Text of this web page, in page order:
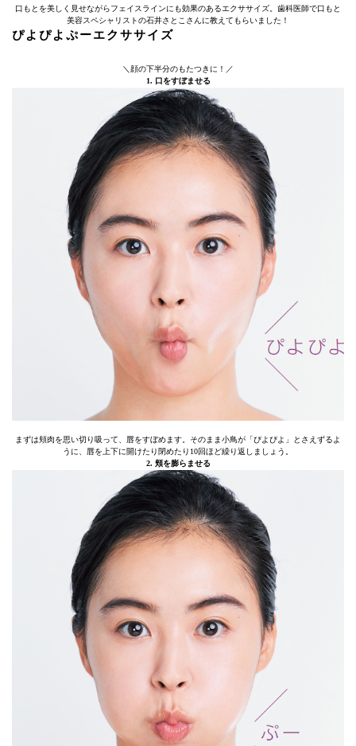
口もとを美しく見せながらフェイスラインにも効果のあるエクササイズ。歯科医師で口もと
美容スペシャリストの石井さとこさんに教えてもらいました！
ぴよぴよぷーエクササイズ
＼顔の下半分のもたつきに！／
1. 口をすぼませる
まずは頬肉を思い切り吸って、唇をすぼめます。そのまま小鳥が「ぴよぴよ」とさえずるよ
うに、唇を上下に開けたり閉めたり10回ほど繰り返しましょう。
2. 頬を膨らませる